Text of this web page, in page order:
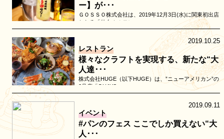
ー】が･･･
ＧＯＳＳＯ株式会社は、2019年12月3日(水)に関東初出店
となる「仙台ホルモン…
レストラン
2019.10.25
様々なクラフトを実現する、新たな“大
人達･･･
株式会社HUGE（以下HUGE）は、”ニューアメリカン”の
3号店「QUAYS p…
イベント
2019.09.11
#パンのフェス ここでしか買えない“大
人･･･